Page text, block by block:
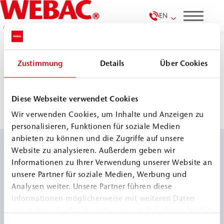
Zustimmung Details Über Cookies
Diese Webseite verwendet Cookies
Wir verwenden Cookies, um Inhalte und Anzeigen zu
personalisieren, Funktionen für soziale Medien
anbieten zu können und die Zugriffe auf unsere
Website zu analysieren. Außerdem geben wir
Informationen zu Ihrer Verwendung unserer Website an
unsere Partner für soziale Medien, Werbung und
Analysen weiter. Unsere Partner führen diese
Informationen möglicherweise mit weiteren Daten
EN
Home Service Newsletter
We are here for you:
+49 40 670 570